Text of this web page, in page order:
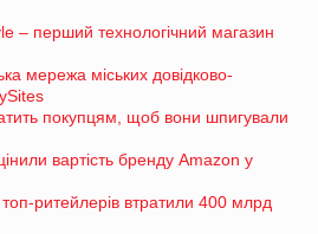
– перший технологічний магазин
мережа міських довідково-
покупцям, щоб вони шпигували
вартість бренду Amazon у
топ-ритейлерів втратили 400 млрд